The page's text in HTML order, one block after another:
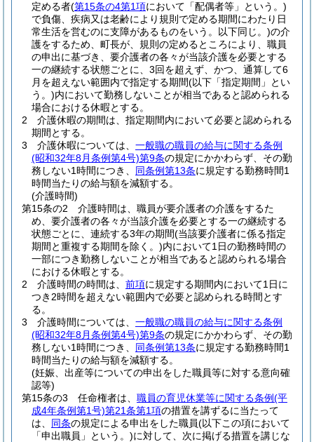
定める者(第15条の4第1項において「配偶者等」という。)
で負傷、疾病又は老齢により規則で定める期間にわたり日
常生活を営むのに支障があるものをいう。以下同じ。)の介
護をするため、町長が、規則の定めるところにより、職員
の申出に基づき、要介護者の各々が当該介護を必要とする
一の継続する状態ごとに、3回を超えず、かつ、通算して6
月を超えない範囲内で指定する期間(以下「指定期間」とい
う。)内において勤務しないことが相当であると認められる
場合における休暇とする。
2
介護休暇の期間は、指定期間内において必要と認められる
期間とする。
3
介護休暇については、 一般職の職員の給与に関する条例
(昭和32年8月条例第4号)第9条の規定にかかわらず、その勤
務しない1時間につき、 同条例第13条に規定する勤務時間1
時間当たりの給与額を減額する。
(介護時間)
第15条の2
介護時間は、職員が要介護者の介護をするた
め、要介護者の各々が当該介護を必要とする一の継続する
状態ごとに、連続する3年の期間(当該要介護者に係る指定
期間と重複する期間を除く。)内において1日の勤務時間の
一部につき勤務しないことが相当であると認められる場合
における休暇とする。
2
介護時間の時間は、 前項に規定する期間内において1日に
つき2時間を超えない範囲内で必要と認められる時間とす
る。
3
介護時間については、 一般職の職員の給与に関する条例
(昭和32年8月条例第4号)第9条の規定にかかわらず、その勤
務しない1時間につき、 同条例第13条に規定する勤務時間1
時間当たりの給与額を減額する。
(妊娠、出産等についての申出をした職員等に対する意向確
認等)
第15条の3
任命権者は、 職員の育児休業等に関する条例(平
成4年条例第1号)第21条第1項の措置を講ずるに当たって
は、 同条の規定による申出をした職員(以下この項において
「申出職員」という。)に対して、次に掲げる措置を講じな